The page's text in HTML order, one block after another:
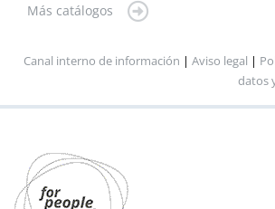
Más catálogos
Canal interno de información | Aviso legal |
datos